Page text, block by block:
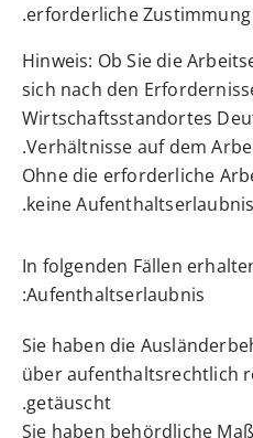
erforderliche Zustimmung
Hinweis: Ob Sie die
sich nach den
Wirtschaftsstandortes
Verhältnisse auf dem
Ohne die erforderliche
keine
In folgenden Fällen
Aufenthaltserlaubnis:
Sie haben die
über aufenthaltsrechtlich
getäuscht.
Sie haben behördliche